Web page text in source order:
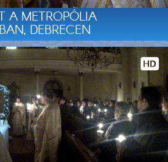
A METROPÓLIA
DEBRECEN